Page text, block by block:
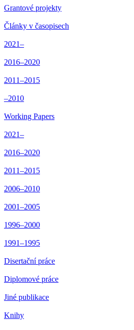
Grantové projekty
Články v časopisech
2021–
2016–2020
2011–2015
–2010
Working Papers
2021–
2016–2020
2011–2015
2006–2010
2001–2005
1996–2000
1991–1995
Disertační práce
Diplomové práce
Jiné publikace
Knihy